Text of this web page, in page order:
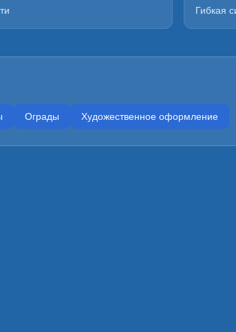
Гибкая
Ограды Художественное оформление